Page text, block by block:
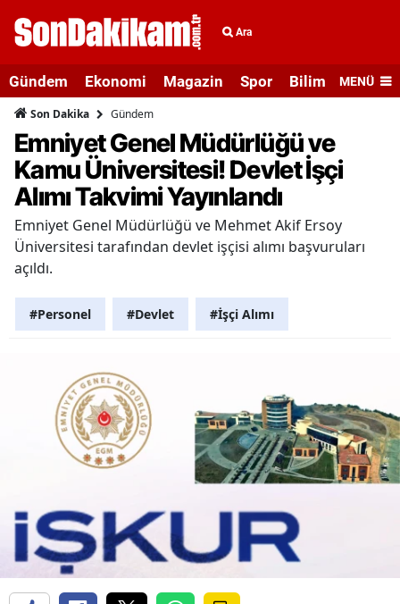
Ara
Gündem Ekonomi Magazin Spor Bilim veMENÜ
Son Dakika Gündem
Emniyet Genel Müdürlüğü ve
Kamu Üniversitesi! Devlet İşçi
Alımı Takvimi Yayınlandı
Emniyet Genel Müdürlüğü ve Mehmet Akif Ersoy
Üniversitesi tarafından devlet işçisi alımı başvuruları
açıldı.
#Personel #Devlet #İşçi Alımı